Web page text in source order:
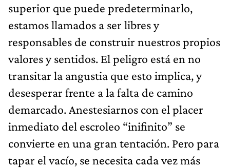
superior que puede predeterminarlo,
estamos llamados a ser libres y
responsables de construir nuestros propios
valores y sentidos. El peligro está en no
transitar la angustia que esto implica, y
desesperar frente a la falta de camino
demarcado. Anestesiarnos con el placer
inmediato del escroleo “inifinito” se
convierte en una gran tentación. Pero para
tapar el vacío, se necesita cada vez más